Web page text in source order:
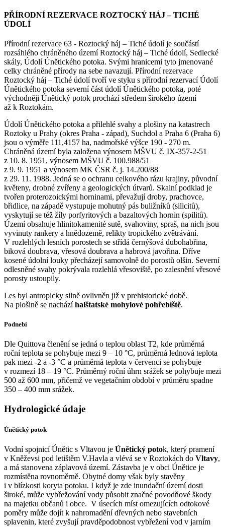
PŘÍRODNÍ REZERVACE ROZTOCKÝ HÁJ – TICHÉ
ÚDOLÍ
Přírodní rezervace 63 - Roztocký háj – Tiché údolí je součástí
rozsáhlého chráněného území Roztocký háj – Tiché údolí, Sedlecké
skály, Údolí Únětického potoka. Svými hranicemi tyto jmenované
celky chráněné přírody na sebe navazují. Přírodní rezervace
Roztocký háj – Tiché údolí tvoří ve styku s přírodní rezervací Údolí
Únětického potoka severní část údolí Únětického potoka, poté
východněji Únětický potok prochází středem širokého území
až k Roztokám.
Údolí Únětického potoka a přilehlé svahy a plošiny na katastrech
Roztoky u Prahy (okres Praha - západ), Suchdol a Praha 6 (Praha 6)
jsou o výměře 111,4157 ha, nadmořské výšce 190 - 270 m.
Chráněná území byla založena výnosem MŠVU č. IX-357-2-51
z 10. 8. 1951, výnosem MŠVU č. 100.988/51
z 9. 9. 1951 a výnosem MK ČSR č. j. 14.200/88
z 29. 11. 1988. Jedná se o ochranu celkového rázu krajiny, původní
květeny, drobné zvířeny a geologických útvarů. Skalní podklad je
tvořen proterozoickými horninami, převažují droby, prachovce,
břidlice, na západě vystupuje mohutný pás buližníků (silicitů),
vyskytují se též žíly porfyritových a bazaltových hornin (spilitů).
Území obsahuje hlinitokamenité sutě, svahoviny, spraš, na nich jsou
vyvinuty rankery a hnědozemě, relikty tropického zvětrávání.
V rozlehlých lesních porostech se střídá černýšová dubohabřina,
biková doubrava, vřesová doubrava a habrová javořina. Dříve
kosené údolní louky přecházejí samovolně do porostů olšin. Severní
odlesněné svahy pokrývala rozlehlá vřesoviště, po zalesnění vřesové
porosty ustoupily.
Les byl antropicky silně ovlivněn již v prehistorické době.
Na plošině se nacházíhalštatské mohylové pohřebiště.
Podnebí
Dle Quittova členění se jedná o teplou oblast T2, kde průměrná
roční teplota se pohybuje mezi 9 – 10 °C, průměrná lednová teplota
pak mezi -2 a -3 °C a průměrná teplota v červenci se pohybuje
v rozmezí 18 – 19 °C. Průměrný roční úhrn srážek se pohybuje mezi
500 až 600 mm, přičemž ve vegetačním období v průměru spadne
350 – 400 mm srážek.
Hydrologické údaje
Únětický potok
Vodní spojnicí Únětic s Vltavou je Únětický potok, který pramení
v Kněževsi pod letištěm V.Havla a vlévá se v Roztokách do Vltavy,
a má stanovena záplavová území. Zástavba je v obci Únětice je
rozmístěna rovnoměrně. Obytné domy však byly stavěny
i v blízkosti koryta potoku. I když je zde inundační území dosti
široké, může vybřežování vody působit značné povodňové škody
na majetku občanů i obce. V úsecích míst omezujících odtokové
poměry může dojít k nahromadění dřevných nebo stavebních
splavenin, které zvyšují pravděpodobnost vybřežení vod v jarním